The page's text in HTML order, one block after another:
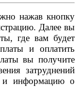
нажав кнопку
Далее вы
где вам будет
и оплатить
вы получите
затруднений
и информацию о